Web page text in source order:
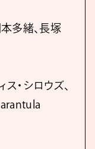
本多緒、長塚
・シロウズ、